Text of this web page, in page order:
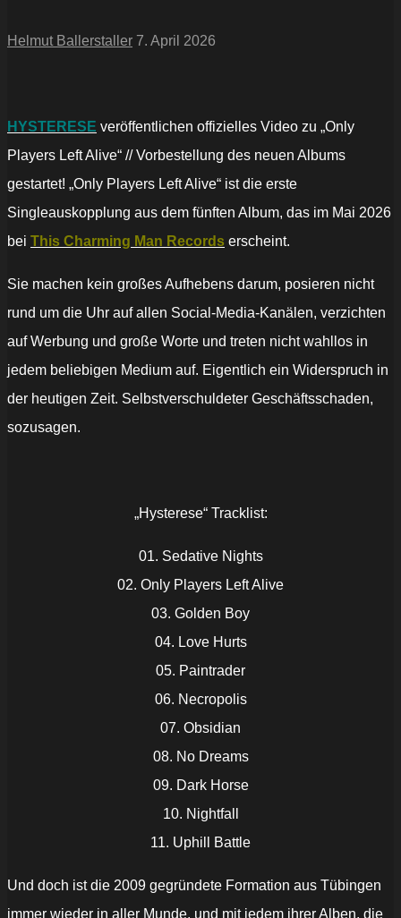
Helmut Ballerstaller 7. April 2026
HYSTERESE veröffentlichen offizielles Video zu „Only
Players Left Alive“ // Vorbestellung des neuen Albums
gestartet! „Only Players Left Alive“ ist die erste
Singleauskopplung aus dem fünften Album, das im Mai 2026
bei This Charming Man Records erscheint.
Sie machen kein großes Aufhebens darum, posieren nicht
rund um die Uhr auf allen Social-Media-Kanälen, verzichten
auf Werbung und große Worte und treten nicht wahllos in
jedem beliebigen Medium auf. Eigentlich ein Widerspruch in
der heutigen Zeit. Selbstverschuldeter Geschäftsschaden,
sozusagen.
„Hysterese“ Tracklist:
01. Sedative Nights
02. Only Players Left Alive
03. Golden Boy
04. Love Hurts
05. Paintrader
06. Necropolis
07. Obsidian
08. No Dreams
09. Dark Horse
10. Nightfall
11. Uphill Battle
Und doch ist die 2009 gegründete Formation aus Tübingen
immer wieder in aller Munde, und mit jedem ihrer Alben, die